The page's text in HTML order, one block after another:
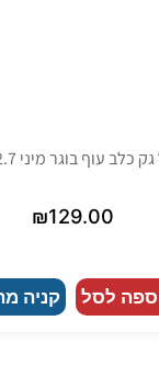
כלב עוף בוגר מיני 2.7 ק"ג
₪129.00
לסל קניה